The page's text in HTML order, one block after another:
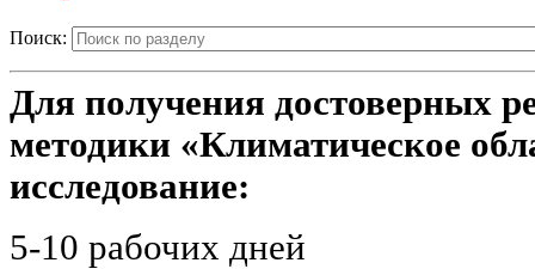
Поиск:
Для получения достоверных
методики «Климатическое
исследование:
5-10 рабочих дней